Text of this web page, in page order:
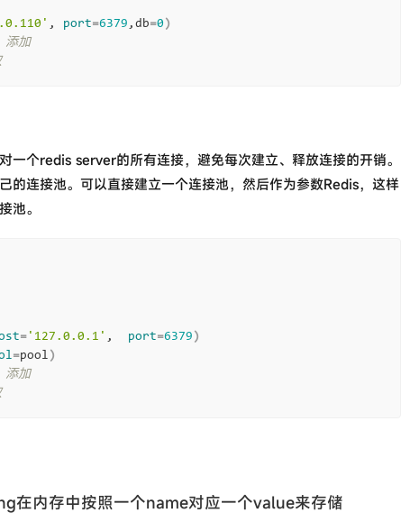
, port=6379 ,db=0 )
添加
个redis server的所有连接，避免每次建立、释放连接的开销。
的连接池。可以直接建立一个连接池，然后作为参数Redis，这样
池。
= '127.0.0.1' , port=6379 )
=pool )
添加
在内存中按照一个name对应一个value来存储